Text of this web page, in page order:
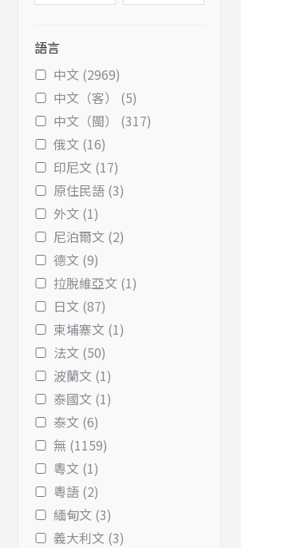
語言
中文 (2969)
中文（客） (5)
中文（閩） (317)
俄文 (16)
印尼文 (17)
原住民語 (3)
外文 (1)
尼泊爾文 (2)
德文 (9)
拉脫維亞文 (1)
日文 (87)
柬埔寨文 (1)
法文 (50)
波蘭文 (1)
泰國文 (1)
泰文 (6)
無 (1159)
粵文 (1)
粵語 (2)
緬甸文 (3)
義大利文 (3)